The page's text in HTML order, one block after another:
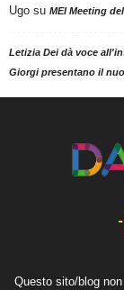
Ugo su MEI Meeting
Letizia Dei dà voce
Giorgi presentano il
Questo sito/blog